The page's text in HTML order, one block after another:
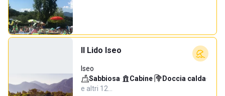
Il Lido Iseo
Iseo
Sabbiosa· Cabine· Doccia calda·
e altri 12…